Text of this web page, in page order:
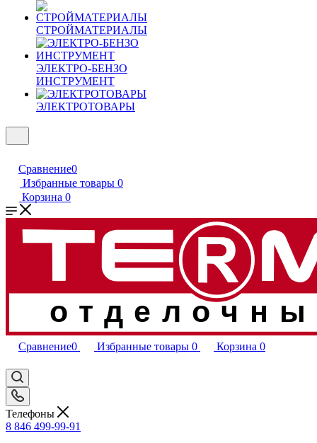
СТРОЙМАТЕРИАЛЫ
ЭЛЕКТРО-БЕНЗО
ИНСТРУМЕНТ
ЭЛЕКТРОТОВАРЫ
Сравнение0
Избранные товары 0
Корзина 0
Сравнение0 Избранные товары 0 Корзина 0
Телефоны
8 846 499-99-91